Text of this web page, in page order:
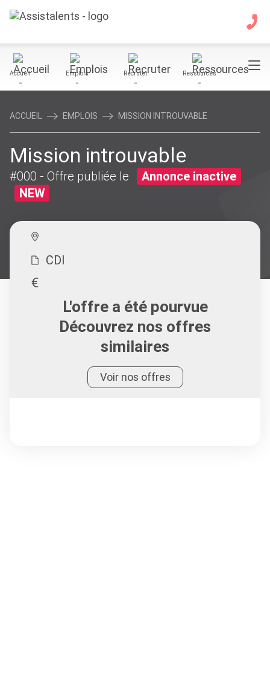
Accueil Emplois Recruter Ressources
ACCUEIL EMPLOIS MISSION INTROUVABLE
Mission introuvable
#000 - Offre publiée le
Annonce inactive
NEW
CDI
L'offre a été pourvue
Découvrez nos offres
similaires
Voir nos offres